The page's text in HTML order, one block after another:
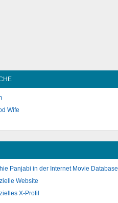
Wife
Panjabi in der Internet Movie Database
Website
X-Profil